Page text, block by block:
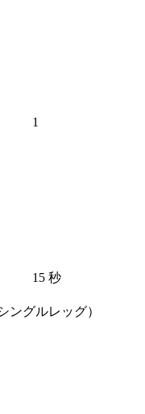
1
15 秒
ングルレッグ）